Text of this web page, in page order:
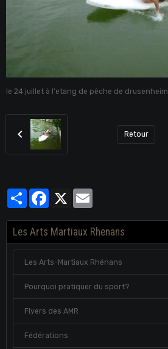
le 24 juillet à l'etang de pêche de drusenheim
Retour
PartagerFacebook
Les Arts Martiaux Rhenans
Les Arts-Martiaux Rhénans
Pourquoi pratiquer du sport?
Flyers des AMR
Fédérations